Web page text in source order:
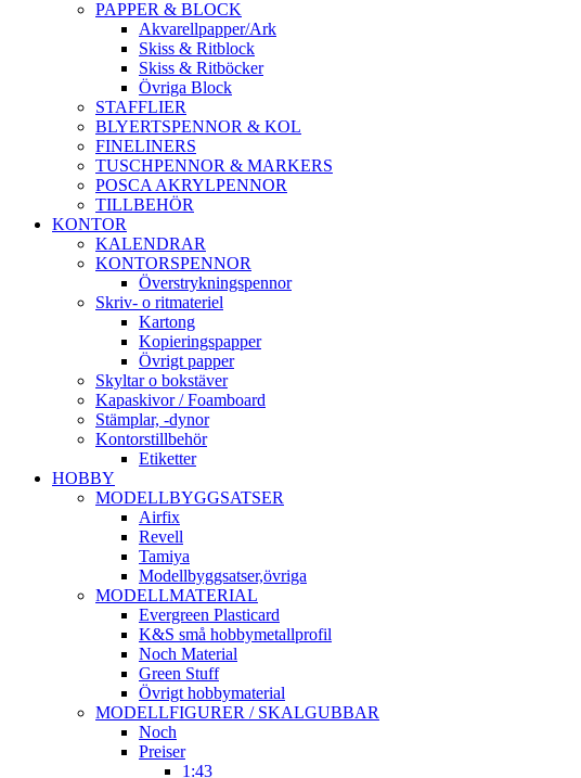
PAPPER & BLOCK
Akvarellpapper/Ark
Skiss & Ritblock
Skiss & Ritböcker
Övriga Block
STAFFLIER
BLYERTSPENNOR & KOL
FINELINERS
TUSCHPENNOR & MARKERS
POSCA AKRYLPENNOR
TILLBEHÖR
KONTOR
KALENDRAR
KONTORSPENNOR
Överstrykningspennor
Skriv- o ritmateriel
Kartong
Kopieringspapper
Övrigt papper
Skyltar o bokstäver
Kapaskivor / Foamboard
Stämplar, -dynor
Kontorstillbehör
Etiketter
HOBBY
MODELLBYGGSATSER
Airfix
Revell
Tamiya
Modellbyggsatser,övriga
MODELLMATERIAL
Evergreen Plasticard
K&S små hobbymetallprofil
Noch Material
Green Stuff
Övrigt hobbymaterial
MODELLFIGURER / SKALGUBBAR
Noch
Preiser
1:43